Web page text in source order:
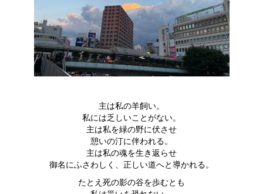
主は私の羊飼い。
私には乏しいことがない。
主は私を緑の野に伏させ
憩いの汀に伴われる。
主は私の魂を生き返らせ
御名にふさわしく、正しい道へと導かれる。
たとえ死の影の谷を歩むとも